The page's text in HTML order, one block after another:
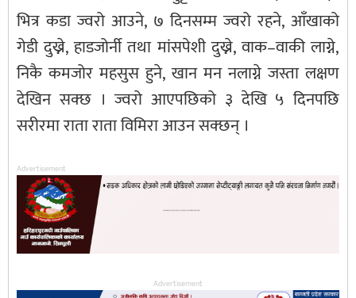
भित्र कडा ज्वरो आउने, ७ दिनसम्म ज्वरो रहने, आँखाको
गेडी दुख्ने, हाडजोर्नी तथा मांसपेशी दुख्ने, वाक–वाकी लाग्ने,
निकै कमजोर महसुस हुने, खान मन नलाग्ने जस्ता लक्षण
देखिन सक्छ । ज्वरो आएपछिको ३ देखि ५ दिनपछि
सरीरमा राता राता विमिरा आउन सक्छन् ।
Advertisement
Advertisement